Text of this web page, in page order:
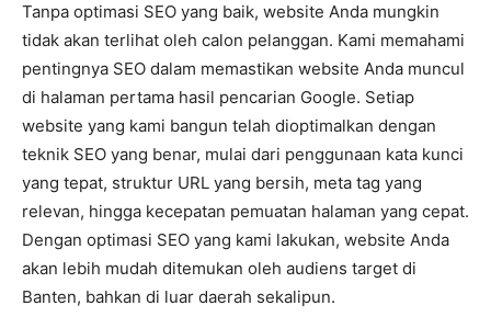
Tanpa optimasi SEO yang baik, website Anda mungkin
tidak akan terlihat oleh calon pelanggan. Kami memahami
pentingnya SEO dalam memastikan website Anda muncul
di halaman pertama hasil pencarian Google. Setiap
website yang kami bangun telah dioptimalkan dengan
teknik SEO yang benar, mulai dari penggunaan kata kunci
yang tepat, struktur URL yang bersih, meta tag yang
relevan, hingga kecepatan pemuatan halaman yang cepat.
Dengan optimasi SEO yang kami lakukan, website Anda
akan lebih mudah ditemukan oleh audiens target di
Banten, bahkan di luar daerah sekalipun.